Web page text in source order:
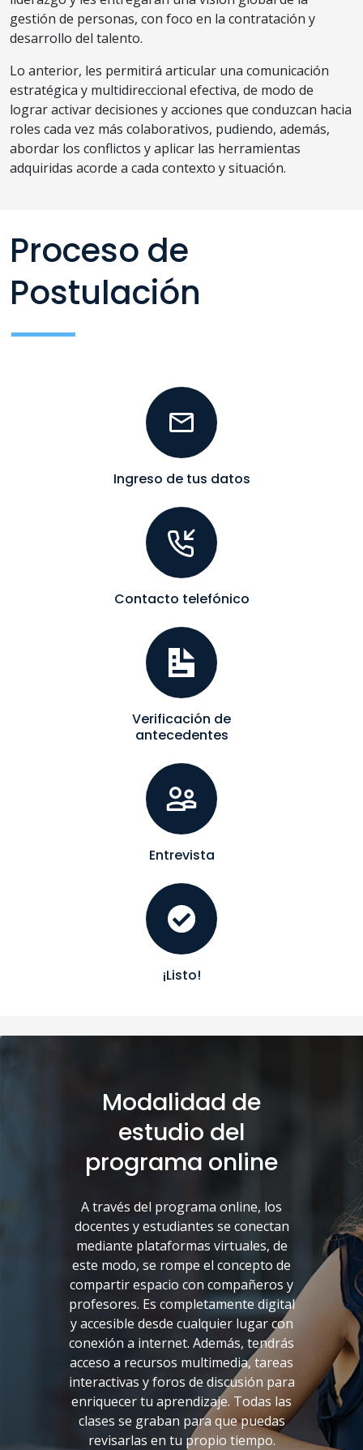
gestión de personas, con foco en la contratación y
desarrollo del talento.
Lo anterior, les permitirá articular una comunicación
estratégica y multidireccional efectiva, de modo de
lograr activar decisiones y acciones que conduzcan hacia
roles cada vez más colaborativos, pudiendo, además,
abordar los conflictos y aplicar las herramientas
adquiridas acorde a cada contexto y situación.
Proceso de
Postulación
Ingreso de tus datos
Contacto telefónico
Verificación de
antecedentes
Entrevista
¡Listo!
Modalidad de
estudio del
programa online
A través del programa online, los
docentes y estudiantes se conectan
mediante plataformas virtuales, de
este modo, se rompe el concepto de
compartir espacio con compañeros y
profesores. Es completamente digital
y accesible desde cualquier lugar con
conexión a internet. Además, tendrás
acceso a recursos multimedia, tareas
interactivas y foros de discusión para
enriquecer tu aprendizaje. Todas las
clases se graban para que puedas
revisarlas en tu propio tiempo.